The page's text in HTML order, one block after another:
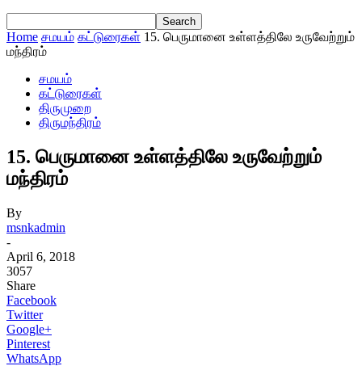
Home சமயம் கட்டுரைகள் 15. பெருமானை உள்ளத்திலே உருவேற்றும்
மந்திரம்
சமயம்
கட்டுரைகள்
திருமுறை
திருமந்திரம்
15. பெருமானை உள்ளத்திலே உருவேற்றும்
மந்திரம்
By
msnkadmin
-
April 6, 2018
3057
Share
Facebook
Twitter
Google+
Pinterest
WhatsApp